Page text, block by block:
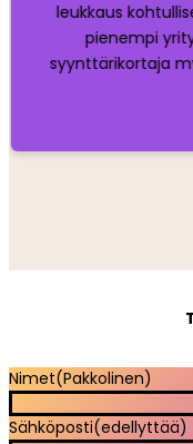
leukkaus
pienempi
syynttärikortaja
Nimet(Pakkolinen)
Sähköposti(edellyttää)